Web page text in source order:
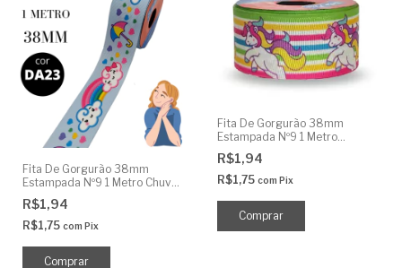
Fita De Gorgurão 38mm
Estampada Nº9 1 Metro Chuva
de Amor Coração
R$1,94
R$1,75 com Pix
Fita De Gorgurão 38mm
Estampada Nº9 1 Metro
Unicórnio Listras
R$1,94
R$1,75 com Pix